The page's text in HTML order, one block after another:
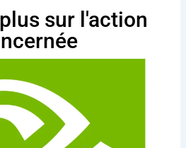
sur l'action